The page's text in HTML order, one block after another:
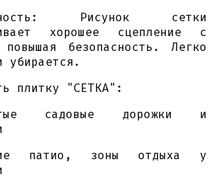
Рисунок сетки
хорошее сцепление с
безопасность. Легко
убирается.
плитку "СЕТКА":
садовые дорожки и
патио, зоны отдыха у